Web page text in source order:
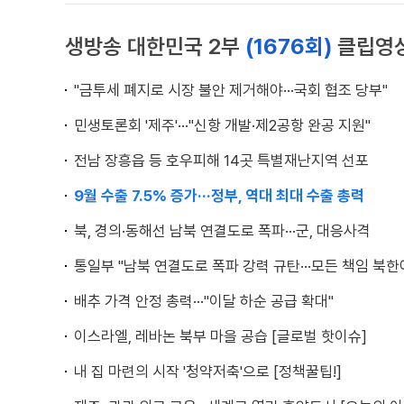
생방송 대한민국 2부 (1676회) 클립영
"금투세 폐지로 시장 불안 제거해야···국회 협조 당부"
민생토론회 '제주'···"신항 개발·제2공항 완공 지원"
전남 장흥읍 등 호우피해 14곳 특별재난지역 선포
9월 수출 7.5% 증가···정부, 역대 최대 수출 총력
북, 경의·동해선 남북 연결도로 폭파···군, 대응사격
통일부 "남북 연결도로 폭파 강력 규탄···모든 책임 북한
배추 가격 안정 총력···"이달 하순 공급 확대"
이스라엘, 레바논 북부 마을 공습 [글로벌 핫이슈]
내 집 마련의 시작 '청약저축'으로 [정책꿀팁!]